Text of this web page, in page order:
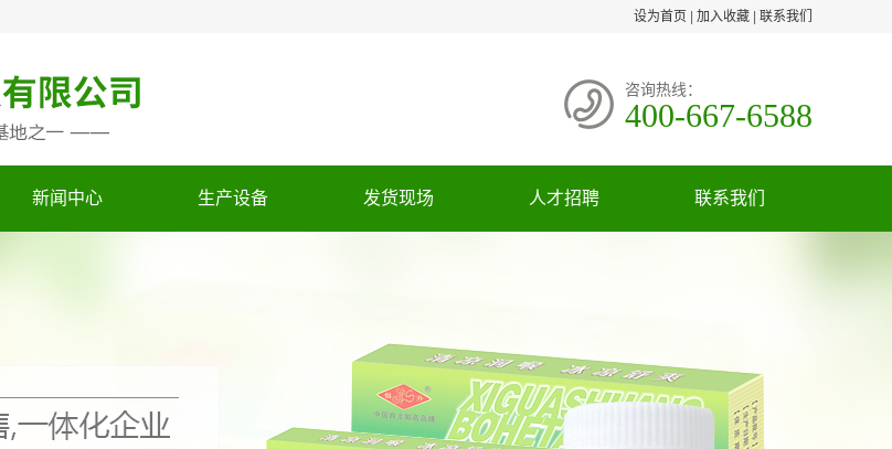
设为首页 加入收藏 联系我们
咨询热线：
400-667-6588
新闻中心 生产设备 发货现场 人才招聘 联系我们